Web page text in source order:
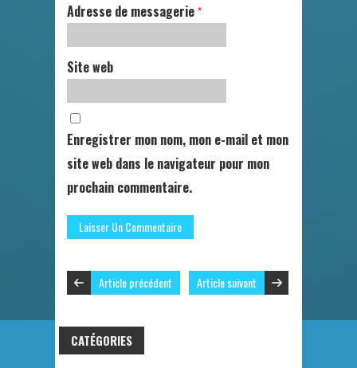
Adresse de messagerie *
Site web
Enregistrer mon nom, mon e-mail et mon
site web dans le navigateur pour mon
prochain commentaire.
Article précédent Article suivant
CATÉGORIES